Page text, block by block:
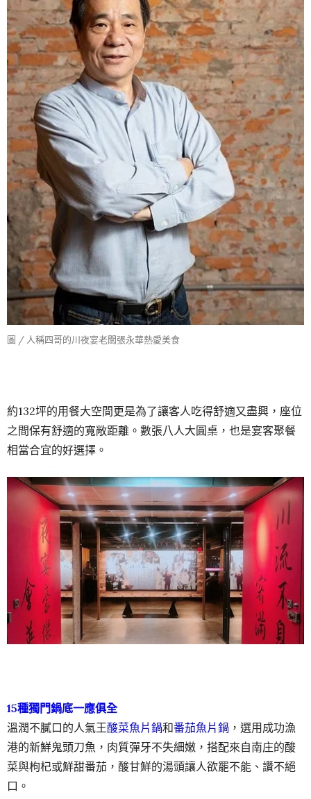
圖 / 人稱四哥的川夜宴老闆張永華熱愛美食
約132坪的用餐大空間更是為了讓客人吃得舒適又盡興，座位
之間保有舒適的寬敞距離。數張八人大圓桌，也是宴客聚餐
相當合宜的好選擇。
15種獨門鍋底一應俱全
溫潤不膩口的人氣王酸菜魚片鍋和番茄魚片鍋 ，選用成功漁
港的新鮮鬼頭刀魚，肉質彈牙不失細嫩，搭配來自南庄的酸
菜與枸杞或鮮甜番茄，酸甘鮮的湯頭讓人欲罷不能、讚不絕
口。